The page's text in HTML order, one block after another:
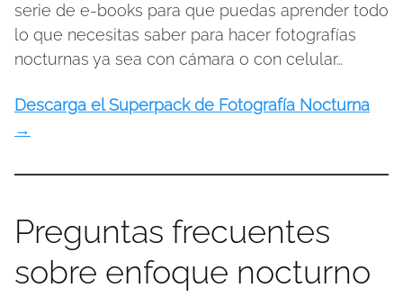
serie de e-books para que puedas aprender todo
lo que necesitas saber para hacer fotografías
nocturnas ya sea con cámara o con celular…
Descarga el Superpack de Fotografía Nocturna
→
Preguntas frecuentes
sobre enfoque nocturno